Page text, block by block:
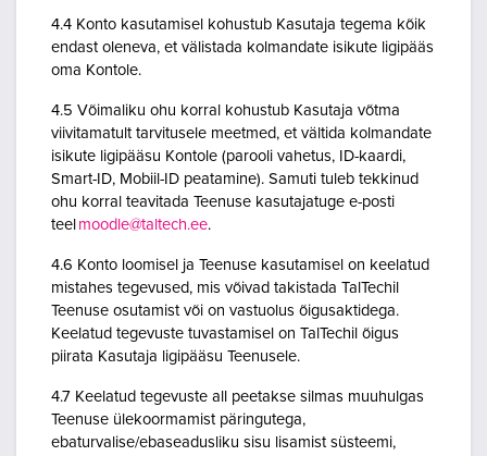
4.4 Konto kasutamisel kohustub Kasutaja tegema kõik
endast oleneva, et välistada kolmandate isikute ligipääs
oma Kontole.
4.5 Võimaliku ohu korral kohustub Kasutaja võtma
viivitamatult tarvitusele meetmed, et vältida kolmandate
isikute ligipääsu Kontole (parooli vahetus, ID-kaardi,
Smart-ID, Mobiil-ID peatamine). Samuti tuleb tekkinud
ohu korral teavitada Teenuse kasutajatuge e-posti
teel moodle@taltech.ee.
4.6 Konto loomisel ja Teenuse kasutamisel on keelatud
mistahes tegevused, mis võivad takistada TalTechil
Teenuse osutamist või on vastuolus õigusaktidega.
Keelatud tegevuste tuvastamisel on TalTechil õigus
piirata Kasutaja ligipääsu Teenusele.
4.7 Keelatud tegevuste all peetakse silmas muuhulgas
Teenuse ülekoormamist päringutega,
ebaturvalise/ebaseadusliku sisu lisamist süsteemi,